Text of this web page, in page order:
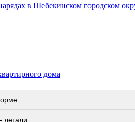
в Шебекинском городском
дома
детали